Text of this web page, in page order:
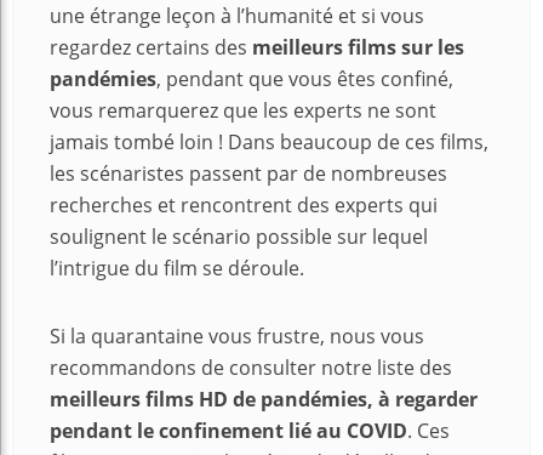
une étrange leçon à l’humanité et si vous
regardez certains des meilleurs films sur les
pandémies, pendant que vous êtes confiné,
vous remarquerez que les experts ne sont
jamais tombé loin ! Dans beaucoup de ces films,
les scénaristes passent par de nombreuses
recherches et rencontrent des experts qui
soulignent le scénario possible sur lequel
l’intrigue du film se déroule.
Si la quarantaine vous frustre, nous vous
recommandons de consulter notre liste des
meilleurs films HD de pandémies, à regarder
pendant le confinement lié au COVID. Ces